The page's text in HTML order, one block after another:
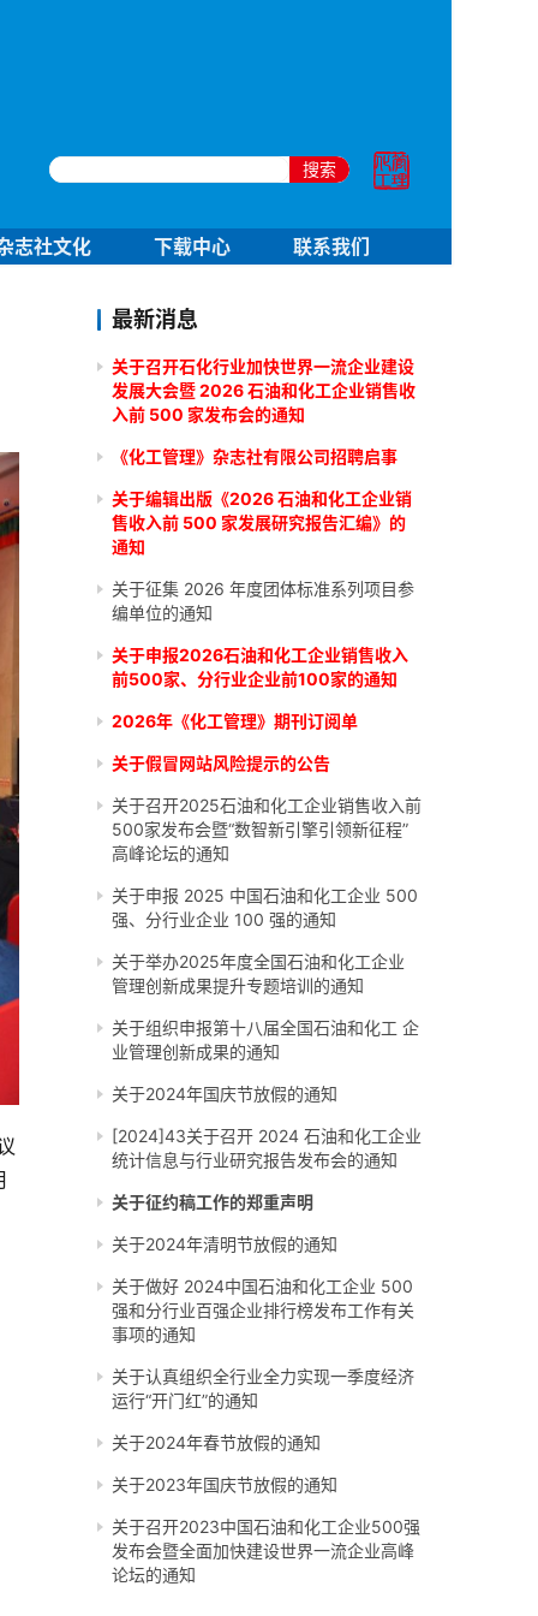
搜索
志社文化 下载中心 联系我们
最新消息
关于召开石化行业加快世界一流企业建设
发展大会暨 2026 石油和化工企业销售收
入前 500 家发布会的通知
《化工管理》杂志社有限公司招聘启事
关于编辑出版《2026 石油和化工企业销
售收入前 500 家发展研究报告汇编》的
通知
关于征集 2026 年度团体标准系列项目参
编单位的通知
关于申报2026石油和化工企业销售收入
前500家、分行业企业前100家的通知
2026年《化工管理》期刊订阅单
关于假冒网站风险提示的公告
关于召开2025石油和化工企业销售收入前
500家发布会暨“数智新引擎引领新征程”
高峰论坛的通知
关于申报 2025 中国石油和化工企业 500
强、分行业企业 100 强的通知
关于举办2025年度全国石油和化工企业
管理创新成果提升专题培训的通知
关于组织申报第十八届全国石油和化工 企
业管理创新成果的通知
关于2024年国庆节放假的通知
[2024]43关于召开 2024 石油和化工企业
统计信息与行业研究报告发布会的通知
关于征约稿工作的郑重声明
关于2024年清明节放假的通知
关于做好 2024中国石油和化工企业 500
强和分行业百强企业排行榜发布工作有关
事项的通知
关于认真组织全行业全力实现一季度经济
运行“开门红”的通知
关于2024年春节放假的通知
关于2023年国庆节放假的通知
关于召开2023中国石油和化工企业500强
发布会暨全面加快建设世界一流企业高峰
论坛的通知